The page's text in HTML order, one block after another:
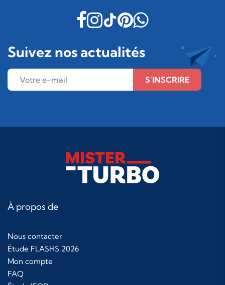
Suivez nos actualités
S'INSCRIRE
À propos de
Nous contacter
Étude FLASHS 2026
Mon compte
FAQ